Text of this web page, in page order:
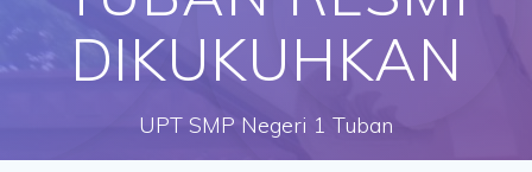
DIKUKUHKAN
UPT SMP Negeri 1 Tuban